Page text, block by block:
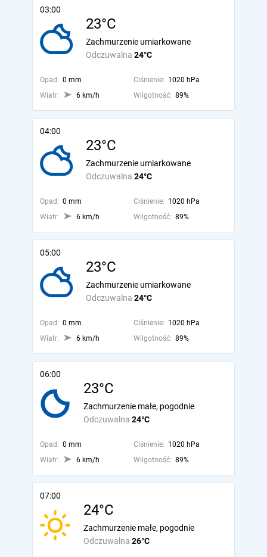
03:00
23°C
Odczuwalna 24°C
Zachmurzenie umiarkowane
Opad: 0 mm Ciśnienie: 1020 hPa
Wiatr:
6 km/h Wilgotność: 89%
04:00
23°C
Odczuwalna 24°C
Zachmurzenie umiarkowane
Opad: 0 mm Ciśnienie: 1020 hPa
Wiatr:
6 km/h Wilgotność: 89%
05:00
23°C
Odczuwalna 24°C
Zachmurzenie umiarkowane
Opad: 0 mm Ciśnienie: 1020 hPa
Wiatr:
6 km/h Wilgotność: 89%
06:00
23°C
Odczuwalna 24°C
Zachmurzenie małe, pogodnie
Opad: 0 mm Ciśnienie: 1020 hPa
Wiatr:
6 km/h Wilgotność: 89%
07:00
24°C
Odczuwalna 26°C
Zachmurzenie małe, pogodnie